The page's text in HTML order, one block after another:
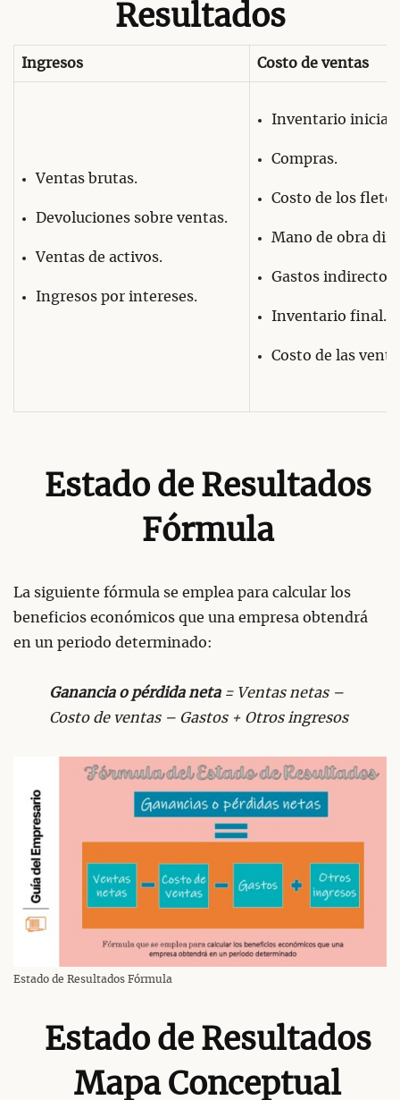
Resultados
Ingresos Costo de ventas
Ventas brutas.
Devoluciones sobre ventas.
Ventas de activos.
Ingresos por intereses.
Inventario inicial.
Compras.
Costo de los
Mano de obra
Gastos indirectos.
Inventario final.
Costo de las
Estado de Resultados
Fórmula
La siguiente fórmula se emplea para calcular los
beneficios económicos que una empresa obtendrá
en un periodo determinado:
Ganancia o pérdida neta= Ventas netas –
Costo de ventas – Gastos + Otros ingresos
Estado de Resultados Fórmula
Estado de Resultados
Mapa Conceptual